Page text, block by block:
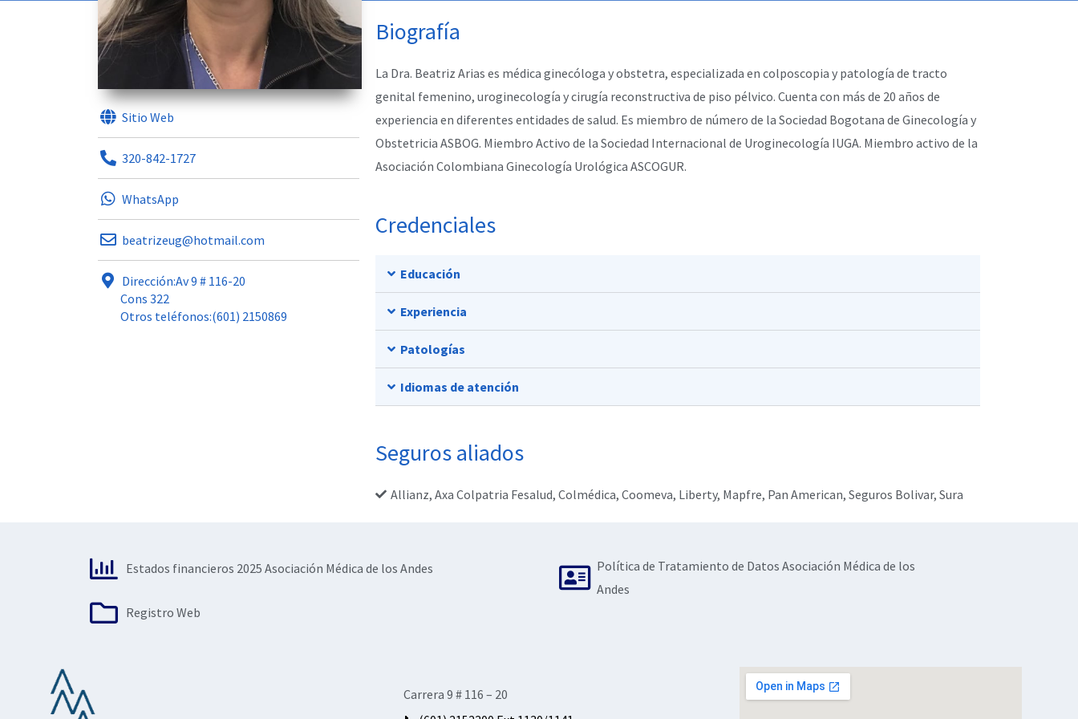
Sitio Web
320-842-1727
WhatsApp
beatrizeug@hotmail.com
Dirección:Av 9 # 116-20
Cons 322
Otros teléfonos:(601) 2150869
Biografía
La Dra. Beatriz Arias es médica ginecóloga y obstetra, especializada en colposcopia y patología de tracto
genital femenino, uroginecología y cirugía reconstructiva de piso pélvico. Cuenta con más de 20 años de
experiencia en diferentes entidades de salud. Es miembro de número de la Sociedad Bogotana de Ginecología y
Obstetricia ASBOG. Miembro Activo de la Sociedad Internacional de Uroginecología IUGA. Miembro activo de la
Asociación Colombiana Ginecología Urológica ASCOGUR.
Credenciales
Educación
Experiencia
Patologías
Idiomas de atención
Seguros aliados
Allianz, Axa Colpatria Fesalud, Colmédica, Coomeva, Liberty, Mapfre, Pan American, Seguros Bolivar, Sura
Estados financieros 2025 Asociación Médica de los Andes
Registro Web
Política de Tratamiento de Datos Asociación Médica de los
Andes
Carrera 9 # 116 – 20